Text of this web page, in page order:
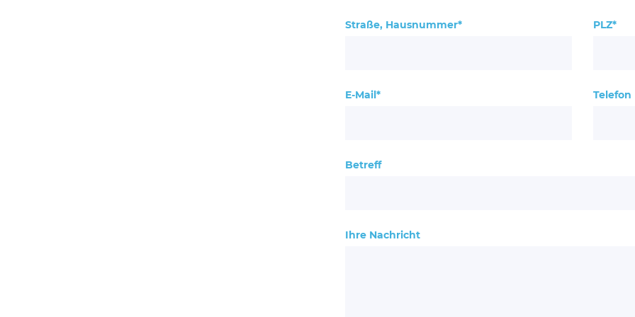
Straße, Hausnummer* PLZ*
E-Mail* Telefon
Betreff
Ihre Nachricht